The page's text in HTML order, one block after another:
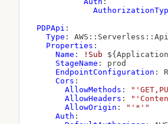
PDPApi :
Type : AWS : : Serverless : : Api
Properties :
Name : !Sub ${
StageName :
prod
EndpointConfiguration :
Cors :
AllowMethods :
AllowHeaders :
AllowOrigin :
"'*'"
Auth :